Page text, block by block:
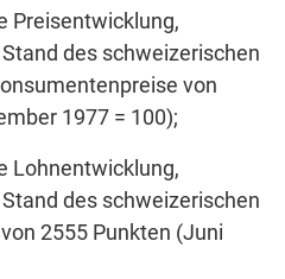
Preisentwicklung,
des schweizerischen
von
1977 = 100);
Lohnentwicklung,
des schweizerischen
2555 Punkten (Juni